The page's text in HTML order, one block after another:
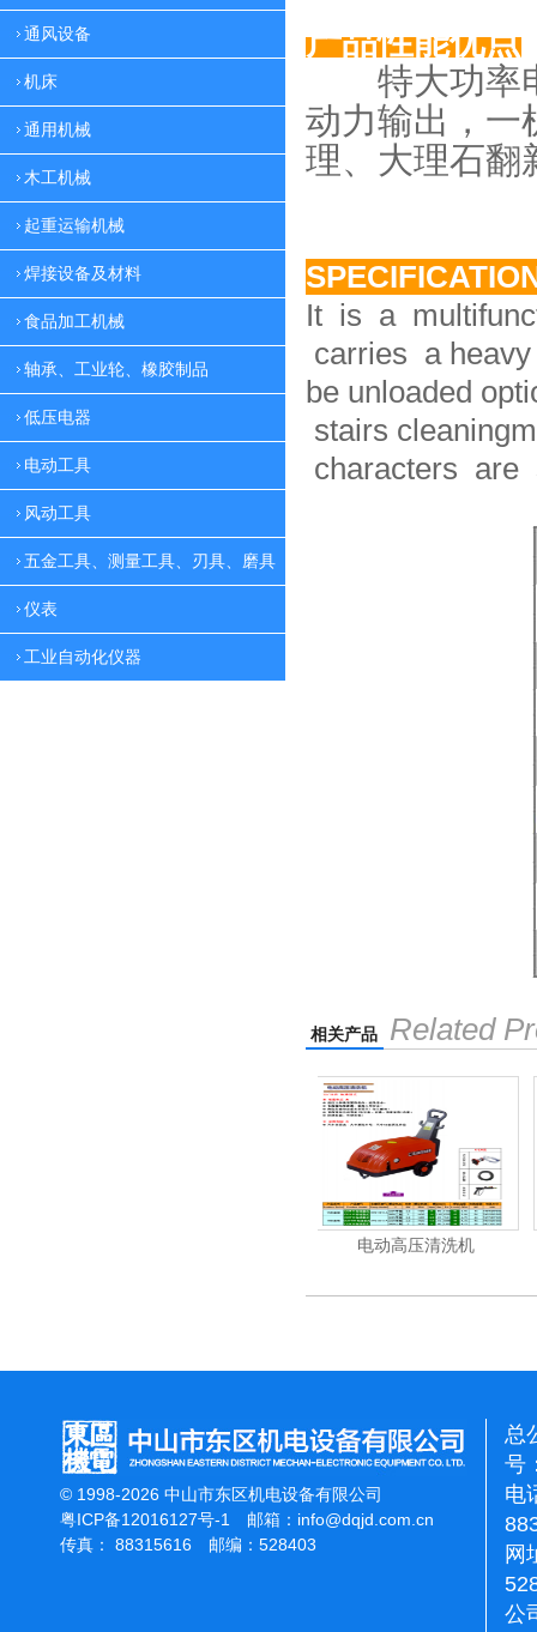
通风设备
机床
通用机械
木工机械
起重运输机械
焊接设备及材料
食品加工机械
轴承、工业轮、橡胶制品
低压电器
电动工具
风动工具
五金工具、测量工具、刃具、磨具
仪表
工业自动化仪器
产品性能优点
特大功率电
动力输出，一
理、大理石翻
It is a
carries a
be unloaded
stairs
characters
相关产品 Related
电动高压清洗机工业级
© 1998-2026 中山市东区机电设备有限公司
粤ICP备12016127号-1
邮箱： info@dqjd.com.cn
传真： 88315616 邮编：528403
总
号
电
网
公